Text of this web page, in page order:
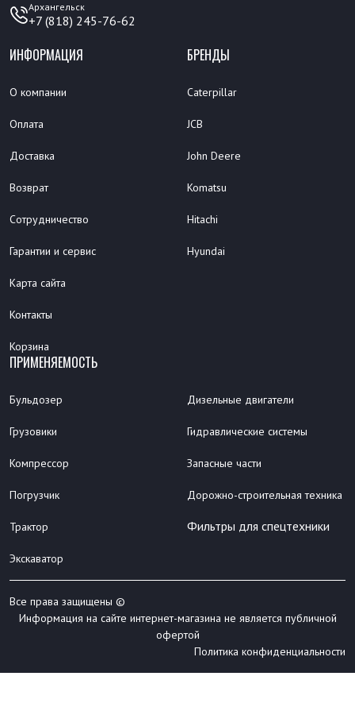
Архангельск
+7 (818) 245-76-62
ИНФОРМАЦИЯ
О компании
Оплата
Доставка
Возврат
Сотрудничество
Гарантии и сервис
Карта сайта
Контакты
Корзина
БРЕНДЫ
Caterpillar
JCB
John Deere
Komatsu
Hitachi
Hyundai
ПРИМЕНЯЕМОСТЬ
Бульдозер
Грузовики
Компрессор
Погрузчик
Трактор
Экскаватор
Дизельные двигатели
Гидравлические системы
Запасные части
Дорожно-строительная техника
Фильтры для спецтехники
Все права защищены ©
Информация на сайте интернет-магазина не является публичной
офертой
Политика конфиденциальности